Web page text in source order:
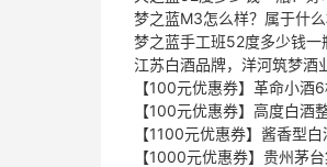
梦之蓝M3怎么样？属于什
梦之蓝手工班52度多少钱一
江苏白酒品牌，洋河筑梦酒
【100元优惠券】革命小
【100元优惠券】高度白酒
【1100元优惠券】酱香型
【1000元优惠券】贵州茅